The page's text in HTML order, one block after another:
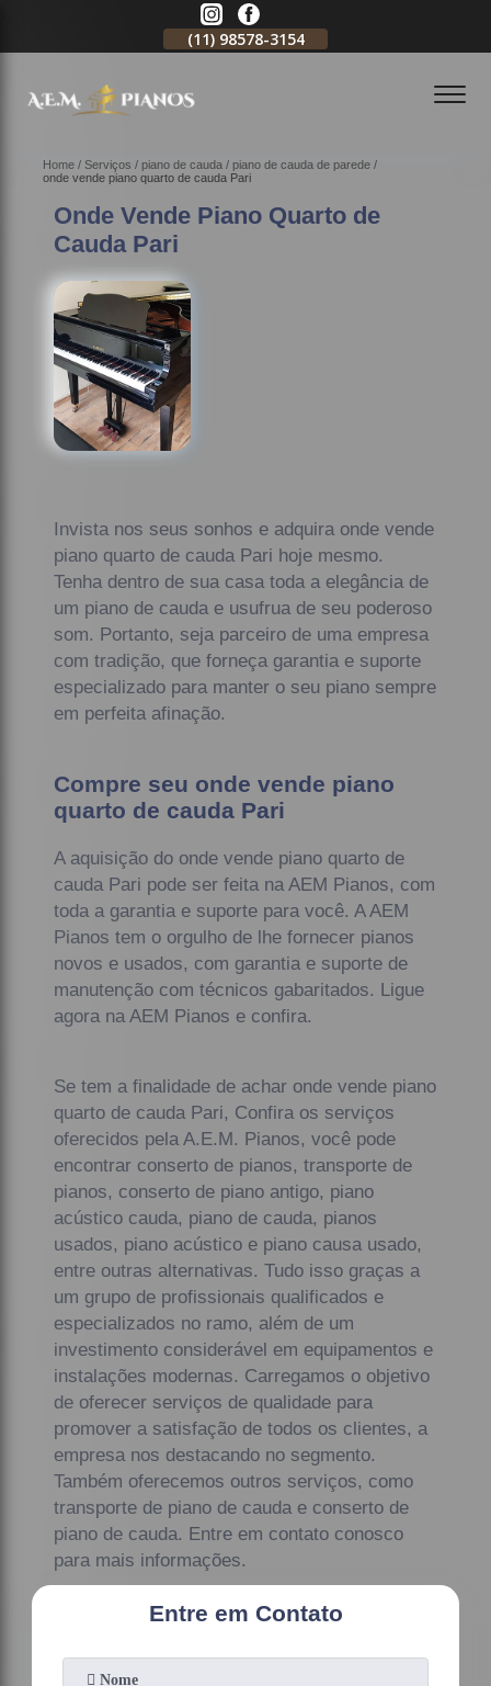
(11) 98578-3154
Home Serviços piano de cauda
piano de cauda de parede
onde vende piano quarto de cauda Pari
Onde Vende Piano Quarto de
Cauda Pari
Invista nos seus sonhos e adquira onde vende
piano quarto de cauda Pari hoje mesmo.
Tenha dentro de sua casa toda a elegância de
um piano de cauda e usufrua de seu poderoso
som. Portanto, seja parceiro de uma empresa
com tradição, que forneça garantia e suporte
especializado para manter o seu piano sempre
em perfeita afinação.
Compre seu onde vende piano
quarto de cauda Pari
A aquisição do onde vende piano quarto de
cauda Pari pode ser feita na AEM Pianos, com
toda a garantia e suporte para você. A AEM
Pianos tem o orgulho de lhe fornecer pianos
novos e usados, com garantia e suporte de
manutenção com técnicos gabaritados. Ligue
agora na AEM Pianos e confira.
Se tem a finalidade de achar onde vende piano
quarto de cauda Pari, Confira os serviços
oferecidos pela A.E.M. Pianos, você pode
encontrar conserto de pianos, transporte de
pianos, conserto de piano antigo, piano
acústico cauda, piano de cauda, pianos
usados, piano acústico e piano causa usado,
entre outras alternativas. Tudo isso graças a
um grupo de profissionais qualificados e
especializados no ramo, além de um
investimento considerável em equipamentos e
instalações modernas. Carregamos o objetivo
de oferecer serviços de qualidade para
promover a satisfação de todos os clientes, a
empresa nos destacando no segmento.
Também oferecemos outros serviços, como
transporte de piano de cauda e conserto de
piano de cauda. Entre em contato conosco
para mais informações.
Entre em Contato